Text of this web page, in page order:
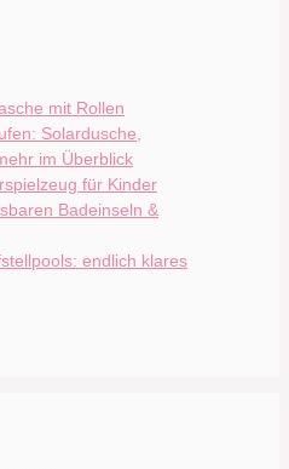
mit Rollen
Solardusche,
im Überblick
für Kinder
Badeinseln &
endlich klares